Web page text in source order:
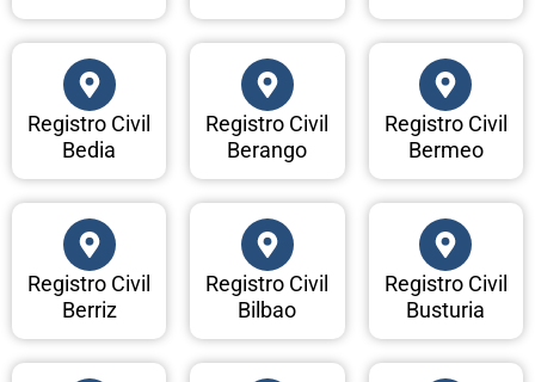
Registro Civil
Bedia
Registro Civil
Berango
Registro Civil
Bermeo
Registro Civil
Berriz
Registro Civil
Bilbao
Registro Civil
Busturia